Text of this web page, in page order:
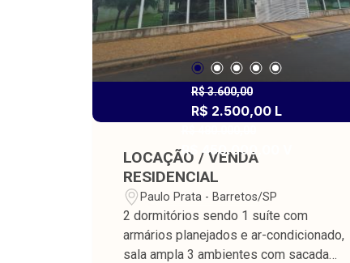
R$ 3.600,00
R$ 2.500,00 L
R$ 450.000,00 V
LOCAÇÃO / VENDA
RESIDENCIAL
Paulo Prata - Barretos/SP
2 dormitórios sendo 1 suíte com
armários planejados e ar-condicionado,
sala ampla 3 ambientes com sacada